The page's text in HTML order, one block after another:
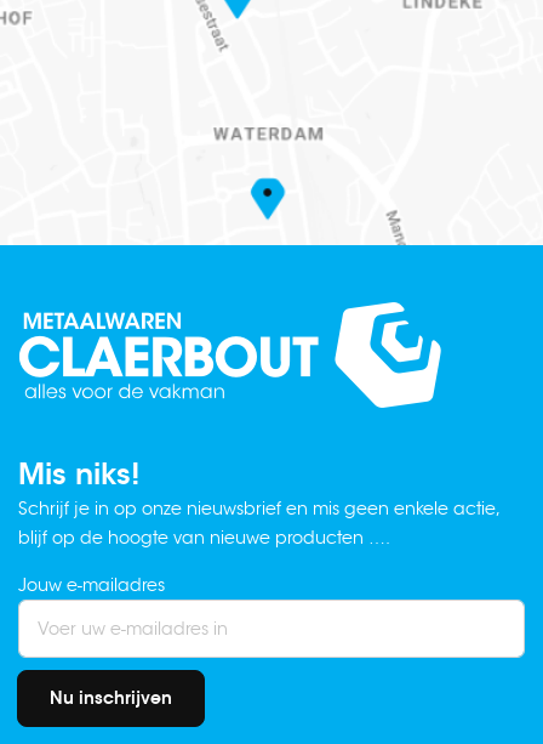
Mis niks!
Schrijf je in op onze nieuwsbrief en mis geen enkele actie,
blijf op de hoogte van nieuwe producten ….
Jouw e-mailadres
Nu inschrijven